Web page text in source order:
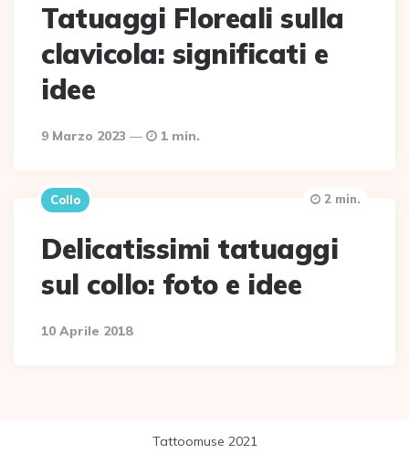
Tatuaggi Floreali sulla
clavicola: significati e
idee
9 Marzo 2023 1 min.
Collo
Delicatissimi tatuaggi
sul collo: foto e idee
10 Aprile 2018
2 min.
Tattoomuse 2021